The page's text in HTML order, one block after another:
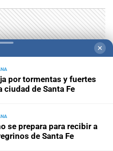
✕
por tormentas y fuertes
ciudad de Santa Fe
se prepara para recibir a
de Santa Fe